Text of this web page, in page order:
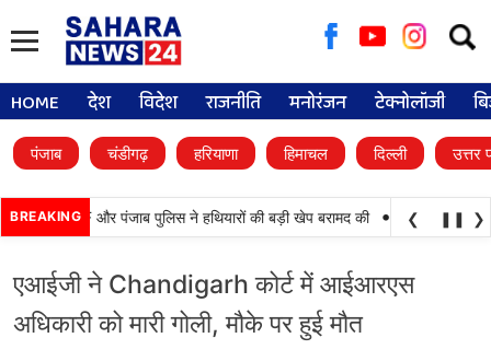
for:
HOME देश विदेश राजनीति मनोरंजन टेक्नोलॉजी
पंजाब चंडीगढ़ हरियाणा हिमाचल दिल्ली उत्तर
BREAKINGBSF और पंजाब पुलिस ने हथियारों की बड़ी खेप बरामद की •अमन अरोड़ा ने
❮ ❚❚ ❯
एआईजी ने Chandigarh कोर्ट में आईआरएस
अधिकारी को मारी गोली, मौके पर हुई मौत